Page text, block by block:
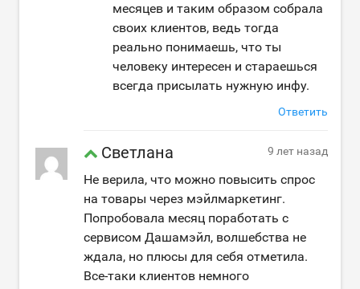
месяцев и таким образом собрала
своих клиентов, ведь тогда
реально понимаешь, что ты
человеку интересен и стараешься
всегда присылать нужную инфу.
Ответить
Светлана 9 лет назад
Не верила, что можно повысить спрос
на товары через мэйлмаркетинг.
Попробовала месяц поработать с
сервисом Дашамэйл, волшебства не
ждала, но плюсы для себя отметила.
Все-таки клиентов немного